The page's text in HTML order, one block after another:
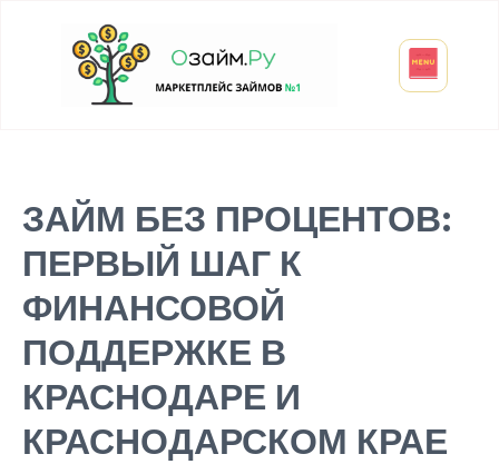
ЗАЙМ БЕЗ ПРОЦЕНТОВ:
ПЕРВЫЙ ШАГ К
ФИНАНСОВОЙ
ПОДДЕРЖКЕ В
КРАСНОДАРЕ И
КРАСНОДАРСКОМ КРАЕ